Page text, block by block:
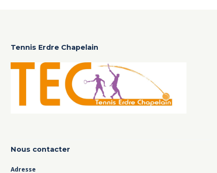
Tennis Erdre Chapelain
Nous contacter
Adresse